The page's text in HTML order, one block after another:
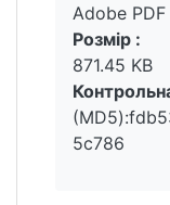
Adobe PDF
Розмір :
871.45 KB
5c786